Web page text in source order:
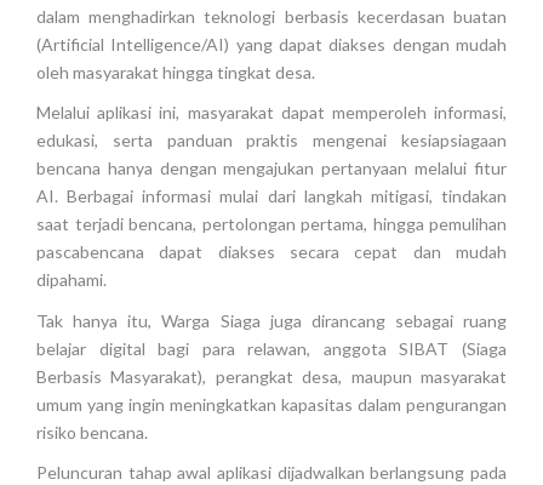
dalam menghadirkan teknologi berbasis kecerdasan buatan
(Artificial Intelligence/AI) yang dapat diakses dengan mudah
oleh masyarakat hingga tingkat desa.
Melalui aplikasi ini, masyarakat dapat memperoleh informasi,
edukasi, serta panduan praktis mengenai kesiapsiagaan
bencana hanya dengan mengajukan pertanyaan melalui fitur
AI. Berbagai informasi mulai dari langkah mitigasi, tindakan
saat terjadi bencana, pertolongan pertama, hingga pemulihan
pascabencana dapat diakses secara cepat dan mudah
dipahami.
Tak hanya itu, Warga Siaga juga dirancang sebagai ruang
belajar digital bagi para relawan, anggota SIBAT (Siaga
Berbasis Masyarakat), perangkat desa, maupun masyarakat
umum yang ingin meningkatkan kapasitas dalam pengurangan
risiko bencana.
Peluncuran tahap awal aplikasi dijadwalkan berlangsung pada